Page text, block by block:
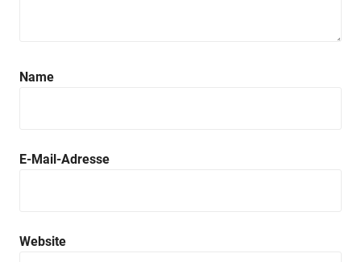
Name
E-Mail-Adresse
Website